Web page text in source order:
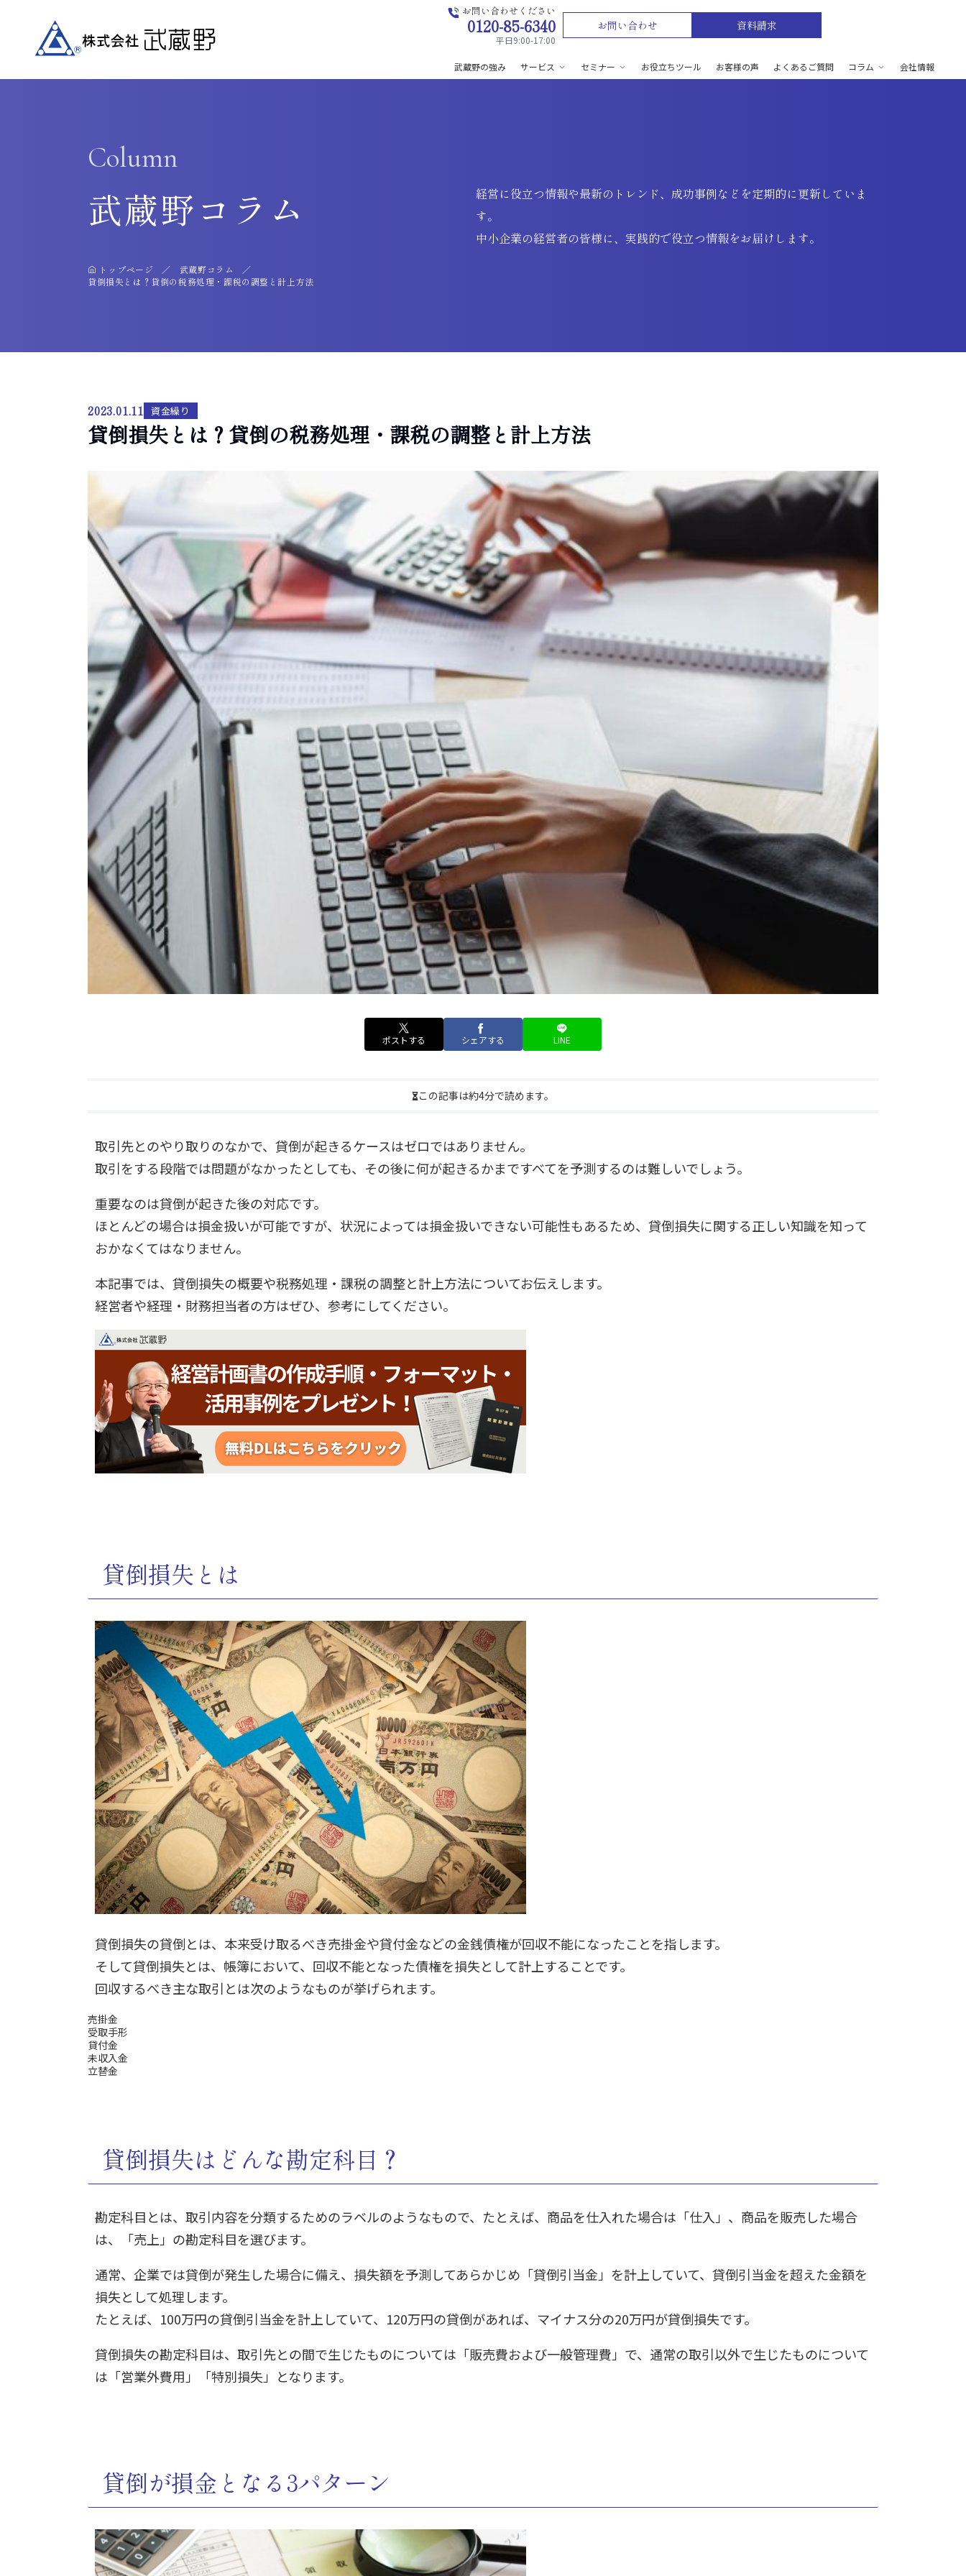
お問い合わせください
0120-85-6340
平日9:00-17:00
お問い合わせ 資料請求
武蔵野の強み サービス セミナー お役立ちツール お客様の声 よくあるご質問 コラム 会社情報
Column
武蔵野コラム
トップページ
武蔵野コラム
貸倒損失とは？貸倒の税務処理・課税の調整と計上方法
経営に役立つ情報や最新のトレンド、成功事例などを定期的に更新していま
す。
中小企業の経営者の皆様に、実践的で役立つ情報をお届けします。
2023.01.11 資金繰り
貸倒損失とは？貸倒の税務処理・課税の調整と計上方法
ポストする シェアする LINE
この記事は約4分で読めます。
取引先とのやり取りのなかで、貸倒が起きるケースはゼロではありません。
取引をする段階では問題がなかったとしても、その後に何が起きるかまですべてを予測するのは難しいでしょう。
重要なのは貸倒が起きた後の対応です。
ほとんどの場合は損金扱いが可能ですが、状況によっては損金扱いできない可能性もあるため、貸倒損失に関する正しい知識を知って
おかなくてはなりません。
本記事では、貸倒損失の概要や税務処理・課税の調整と計上方法についてお伝えします。
経営者や経理・財務担当者の方はぜひ、参考にしてください。
貸倒損失とは
貸倒損失の貸倒とは、本来受け取るべき売掛金や貸付金などの金銭債権が回収不能になったことを指します。
そして貸倒損失とは、帳簿において、回収不能となった債権を損失として計上することです。
回収するべき主な取引とは次のようなものが挙げられます。
売掛金
受取手形
貸付金
未収入金
立替金
貸倒損失はどんな勘定科目？
勘定科目とは、取引内容を分類するためのラベルのようなもので、たとえば、商品を仕入れた場合は「仕入」、商品を販売した場合
は、「売上」の勘定科目を選びます。
通常、企業では貸倒が発生した場合に備え、損失額を予測してあらかじめ「貸倒引当金」を計上していて、貸倒引当金を超えた金額を
損失として処理します。
たとえば、100万円の貸倒引当金を計上していて、120万円の貸倒があれば、マイナス分の20万円が貸倒損失です。
貸倒損失の勘定科目は、取引先との間で生じたものについては「販売費および一般管理費」で、通常の取引以外で生じたものについて
は「営業外費用」「特別損失」となります。
貸倒が損金となる3パターン